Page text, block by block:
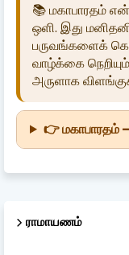
📚 மகாபாரதம்
ஒளி. இது
பருவங்களைக்
வாழ்க்கை
அருளாக
👉 மகாபாரதம்
ராமாயணம்